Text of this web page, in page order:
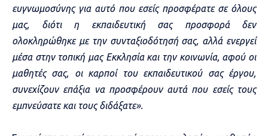
ευγνωμοσύνης για αυτό που εσείς προσφέρατε σε όλους
μας, διότι η εκπαιδευτική σας προσφορά δεν
ολοκληρώθηκε με την συνταξιοδότησή σας, αλλά ενεργεί
μέσα στην τοπική μας Εκκλησία και την κοινωνία, αφού οι
μαθητές σας, οι καρποί του εκπαιδευτικού σας έργου,
συνεχίζουν επάξια να προσφέρουν αυτά που εσείς τους
εμπνεύσατε και τους διδάξατε».